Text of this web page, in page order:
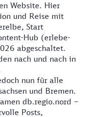
Website. Hier
und Reise mit
Start
Hub (erlebe-
abgeschaltet.
nach und nach in
nun für alle
und Bremen.
db.regio.nord –
Posts,